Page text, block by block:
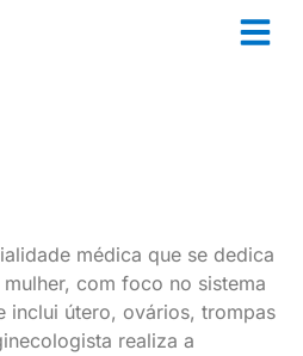
médica que se dedica
com foco no sistema
inclui útero, ovários, trompas
realiza a